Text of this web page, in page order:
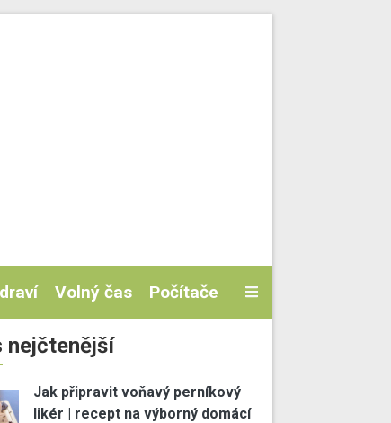
Volný čas Počítače
nejčtenější
Jak připravit voňavý perníkový
likér | recept na výborný domácí